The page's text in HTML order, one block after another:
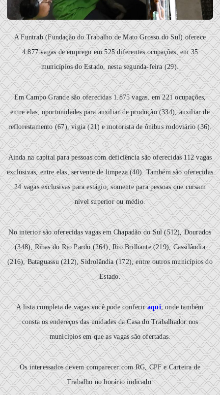
A Funtrab (Fundação do Trabalho de Mato Grosso do Sul) oferece
4.877 vagas de emprego em 525 diferentes ocupações, em 35
municípios do Estado, nesta segunda-feira (29).
Em Campo Grande são oferecidas 1.875 vagas, em 221 ocupações,
entre elas, oportunidades para auxiliar de produção (334), auxiliar de
reflorestamento (67), vigia (21) e motorista de ônibus rodoviário (36).
Ainda na capital para pessoas com deficiência são oferecidas 112 vagas
exclusivas, entre elas, servente de limpeza (40). Também são oferecidas
24 vagas exclusivas para estágio, somente para pessoas que cursam
nível superior ou médio.
No interior são oferecidas vagas em Chapadão do Sul (512), Dourados
(348), Ribas do Rio Pardo (264), Rio Brilhante (219), Cassilândia
(216), Bataguassu (212), Sidrolândia (172), entre outros municípios do
Estado.
A lista completa de vagas você pode conferiraqui, onde também
consta os endereços das unidades da Casa do Trabalhador nos
municípios em que as vagas são ofertadas.
Os interessados devem comparecer com RG, CPF e Carteira de
Trabalho no horário indicado.